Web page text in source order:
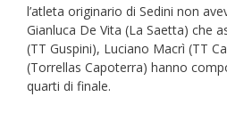
l’atleta originario di Sedini non
Gianluca De Vita (La Saetta) che
(TT Guspini), Luciano Macrì (TT
(Torrellas Capoterra) hanno
quarti di finale.